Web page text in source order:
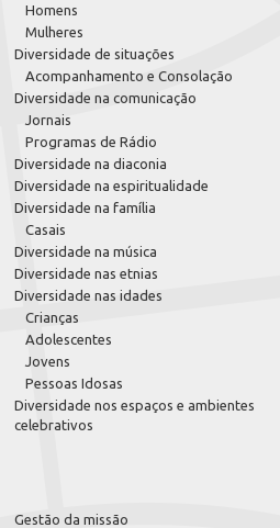
Homens
Mulheres
Diversidade de situações
Acompanhamento e Consolação
Diversidade na comunicação
Jornais
Programas de Rádio
Diversidade na diaconia
Diversidade na espiritualidade
Diversidade na família
Casais
Diversidade na música
Diversidade nas etnias
Diversidade nas idades
Crianças
Adolescentes
Jovens
Pessoas Idosas
Diversidade nos espaços e ambientes
celebrativos
Gestão da missão